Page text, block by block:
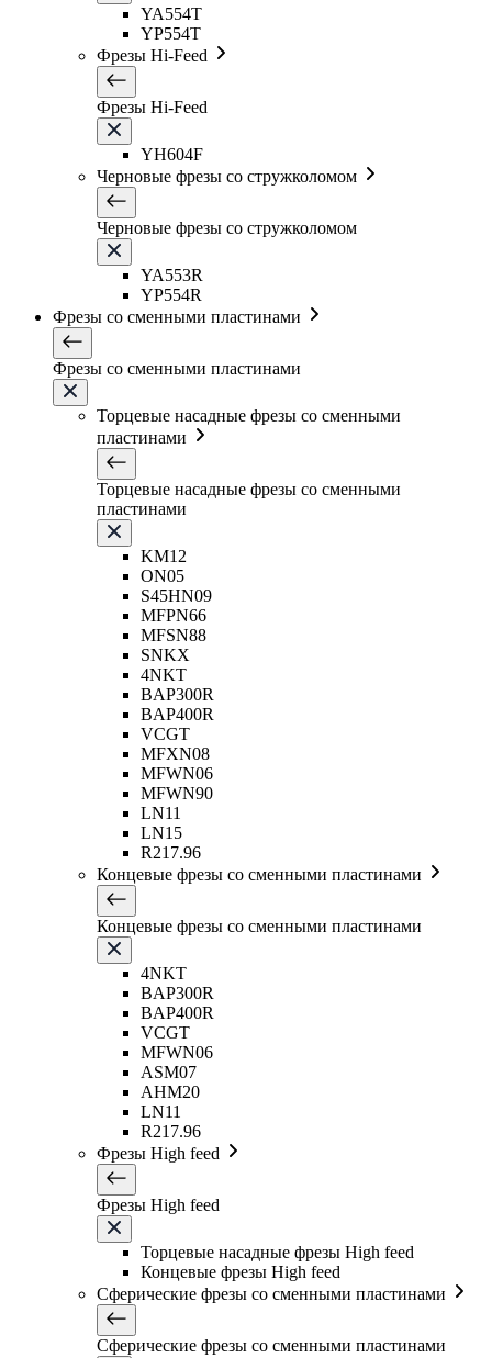
YA554T
YP554T
Фрезы Hi-Feed
Фрезы Hi-Feed
YH604F
Черновые фрезы со стружколомом
Черновые фрезы со стружколомом
YA553R
YP554R
Фрезы со сменными пластинами
Фрезы со сменными пластинами
Торцевые насадные фрезы со сменными
пластинами
Торцевые насадные фрезы со сменными
пластинами
KM12
ON05
S45HN09
MFPN66
MFSN88
SNKX
4NKT
BAP300R
BAP400R
VCGT
MFXN08
MFWN06
MFWN90
LN11
LN15
R217.96
Концевые фрезы со сменными пластинами
Концевые фрезы со сменными пластинами
4NKT
BAP300R
BAP400R
VCGT
MFWN06
ASM07
AHM20
LN11
R217.96
Фрезы High feed
Фрезы High feed
Торцевые насадные фрезы High feed
Концевые фрезы High feed
Сферические фрезы со сменными пластинами
Сферические фрезы со сменными пластинами